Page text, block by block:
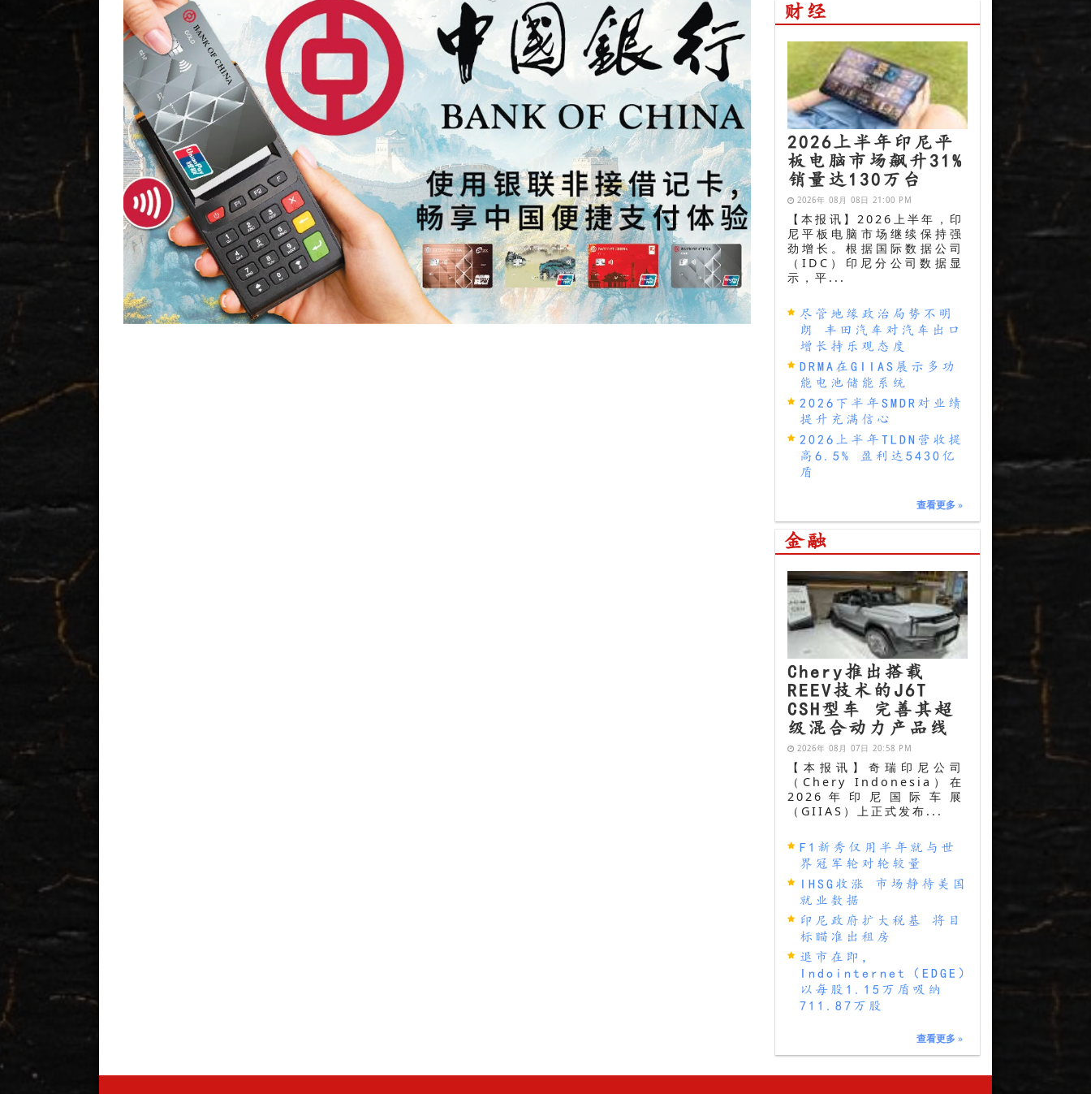
财经
2026上半年印尼平
板电脑市场飙升31%
销量达130万台
2026年 08月 08日 21:00 PM
【本报讯】2026上半年，印
尼平板电脑市场继续保持强
劲增长。根据国际数据公司
（IDC）印尼分公司数据显
示，平...
尽管地缘政治局势不明
朗 丰田汽车对汽车出口
增长持乐观态度
DRMA在GIIAS展示多功
能电池储能系统
2026下半年SMDR对业绩
提升充满信心
2026上半年TLDN营收提
高6.5% 盈利达5430亿
盾
查看更多 »
金融
Chery推出搭载
REEV技术的J6T
CSH型车 完善其超
级混合动力产品线
2026年 08月 07日 20:58 PM
【本报讯】奇瑞印尼公司
（Chery Indonesia）在
2026年印尼国际车展
（GIIAS）上正式发布...
F1新秀仅用半年就与世
界冠军轮对轮较量
IHSG收涨 市场静待美国
就业数据
印尼政府扩大税基 将目
标瞄准出租房
退市在即，
Indointernet（EDGE）
以每股1.15万盾吸纳
711.87万股
查看更多 »